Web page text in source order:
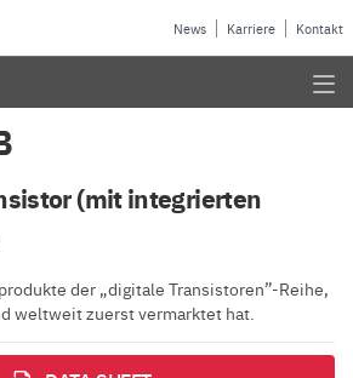
News Karriere Kontakt
(mit integrierten
der „digitale Transistoren”-Reihe,
weltweit zuerst vermarktet hat.